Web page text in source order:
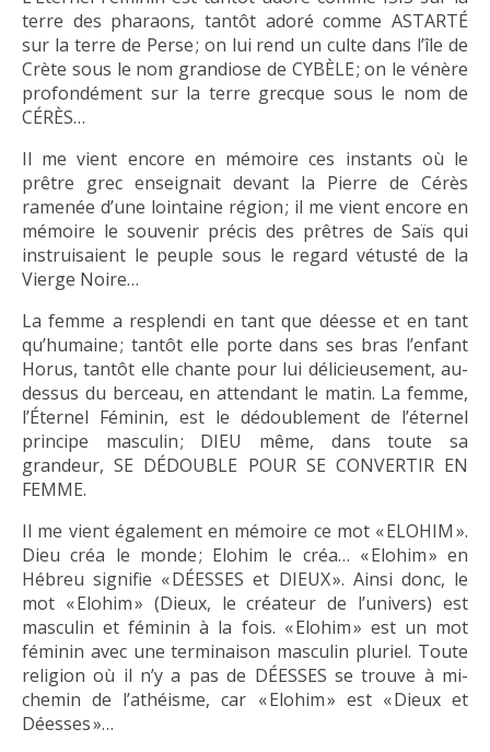
terre des pharaons, tantôt adoré comme ASTARTÉ
sur la terre de Perse ; on lui rend un culte dans l’île de
Crète sous le nom grandiose de CYBÈLE ; on le vénère
profondément sur la terre grecque sous le nom de
CÉRÈS…
Il me vient encore en mémoire ces instants où le
prêtre grec enseignait devant la Pierre de Cérès
ramenée d’une lointaine région ; il me vient encore en
mémoire le souvenir précis des prêtres de Saïs qui
instruisaient le peuple sous le regard vétusté de la
Vierge Noire…
La femme a resplendi en tant que déesse et en tant
qu’humaine ; tantôt elle porte dans ses bras l’enfant
Horus, tantôt elle chante pour lui délicieusement, au-
dessus du berceau, en attendant le matin. La femme,
l’Éternel Féminin, est le dédoublement de l’éternel
principe masculin ; DIEU même, dans toute sa
grandeur, SE DÉDOUBLE POUR SE CONVERTIR EN
FEMME.
Il me vient également en mémoire ce mot « ELOHIM ».
Dieu créa le monde ; Elohim le créa… « Elohim » en
Hébreu signifie « DÉESSES et DIEUX ». Ainsi donc, le
mot « Elohim » (Dieux, le créateur de l’univers) est
masculin et féminin à la fois. « Elohim » est un mot
féminin avec une terminaison masculin pluriel. Toute
religion où il n’y a pas de DÉESSES se trouve à mi-
chemin de l’athéisme, car « Elohim » est « Dieux et
Déesses »…